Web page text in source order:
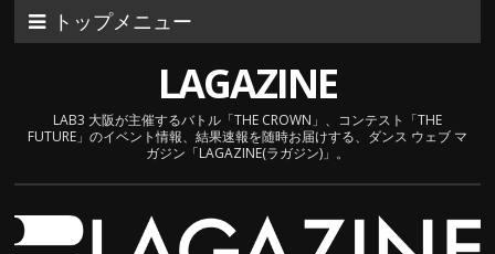
トップメニュー
LAGAZINE
LAB3 大阪が主催するバトル「THE CROWN」、コンテスト「THE
FUTURE」のイベント情報、結果速報を随時お届けする、ダンス ウェブ マ
ガジン「LAGAZINE(ラガジン)」。